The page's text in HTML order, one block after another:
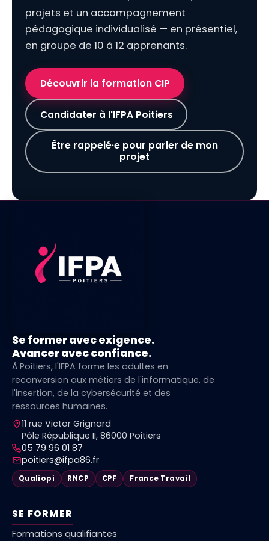
projets et un accompagnement
pédagogique individualisé — en présentiel,
en groupe de 10 à 12 apprenants.
Découvrir la formation CIP
Candidater à l'IFPA Poitiers
Être rappelé·e pour parler de mon
projet
Se former avec exigence.
Avancer avec confiance.
À Poitiers, l'IFPA forme les adultes en
reconversion aux métiers de l'informatique, de
l'insertion, de la cybersécurité et des
ressources humaines.
11 rue Victor Grignard
Pôle République II, 86000 Poitiers
05 79 96 01 87
poitiers@ifpa86.fr
Qualiopi RNCP CPF France Travail
SE FORMER
Formations qualifiantes